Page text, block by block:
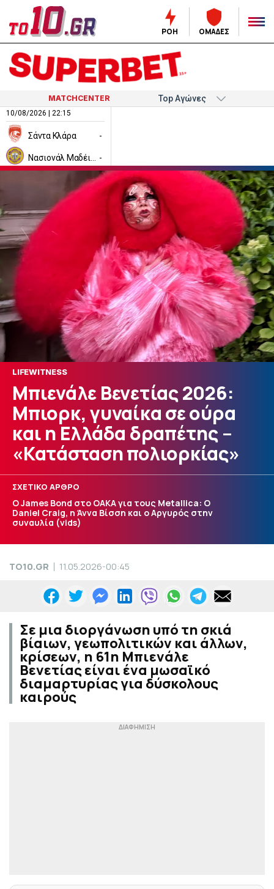
ΡΟΗ ΟΜΑΔΕΣ
MATCHCENTER
10/08/2026 | 22:15
Σάντα Κλάρα -
-
LIFEWITNESS
Μπιενάλε Βενετίας 2026:
Mπιορκ, γυναίκα σε ούρα
και η Ελλάδα δραπέτης –
«Κατάσταση πολιορκίας»
ΣΧΕΤΙΚΟ ΑΡΘΡΟ
Ο James Bond στο ΟΑΚΑ για τους Metallica: Ο
Daniel Craig, η Άννα Βίσση και ο Αργυρός στην
συναυλία (vids)
TO10.GR 11.05.2026-00:45
Σε μια διοργάνωση υπό τη σκιά
βίαιων, γεωπολιτικών και άλλων,
κρίσεων, η 61η Μπιενάλε
Βενετίας είναι ένα μωσαϊκό
διαμαρτυρίας για δύσκολους
καιρούς